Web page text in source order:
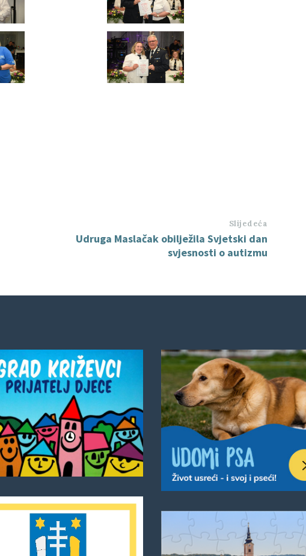
Slijedeća
Udruga Maslačak obilježila Svjetski dan
svjesnosti o autizmu